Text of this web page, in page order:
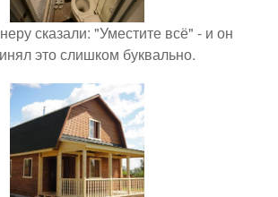
сказали: "Уместите всё" - и он
это слишком буквально.